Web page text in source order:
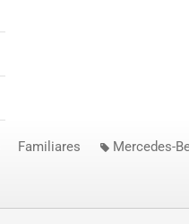
Familiares Mercedes-